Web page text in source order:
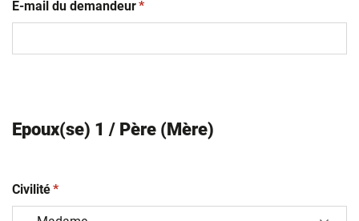
E-mail du demandeur(obligatoire)
*
Epoux(se) 1 / Père (Mère)
Civilité(obligatoire)
*